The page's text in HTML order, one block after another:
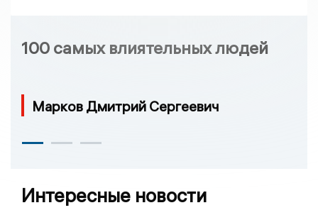
100 самых влиятельных людей
Марков Дмитрий Сергеевич
Интересные новости